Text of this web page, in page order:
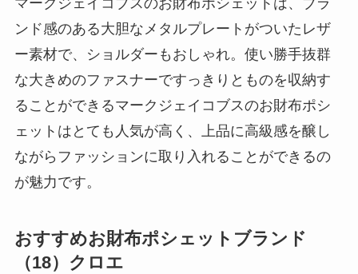
ンド感のある大胆なメタルプレートがついたレザ
ー素材で、ショルダーもおしゃれ。使い勝手抜群
な大きめのファスナーですっきりとものを収納す
ることができるマークジェイコブスのお財布ポシ
ェットはとても人気が高く、上品に高級感を醸し
ながらファッションに取り入れることができるの
が魅力です。
おすすめお財布ポシェットブランド
（18）クロエ